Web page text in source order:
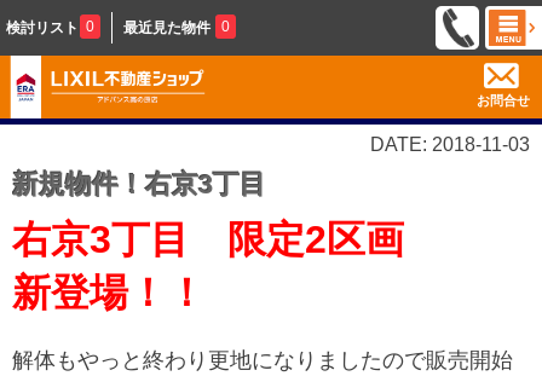
検討リスト 0 最近見た物件 0
お問合せ
DATE: 2018-11-03
新規物件！右京3丁目
右京3丁目 限定2区画
新登場！！
解体もやっと終わり更地になりましたので販売開始